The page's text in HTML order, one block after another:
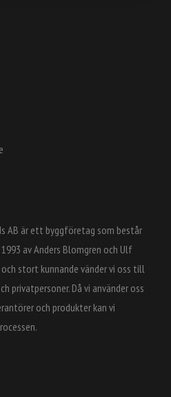
AB är ett byggföretag som består
av Anders Blomgren och Ulf
stort kunnande vänder vi oss till
privatpersoner. Då vi använder oss
och produkter kan vi